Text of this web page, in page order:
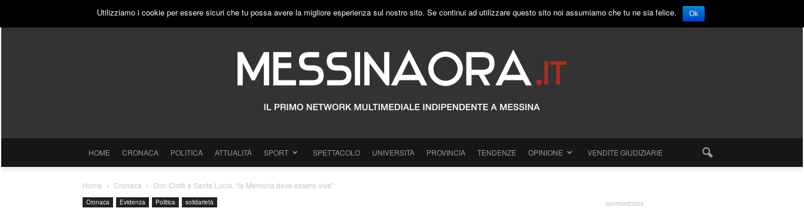
SABATO, 8 AGOSTO 2026 PUBBLICITÀ
HOME CRONACA POLITICA ATTUALITÀ SPORT SPETTACOLO UNIVERSITÀ PROVINCIA TENDENZE OPINIONE VENDITE GIUDIZIARIE
Home Cronaca Don Ciotti a Santa Lucia, “la Memoria deve essere viva”
Cronaca Evidenza Politica solidarietà sponsorizzata
Utilizziamo i cookie per essere sicuri che tu possa avere la migliore esperienza sul nostro sito. Se continui ad utilizzare questo sito noi assumiamo che tu ne sia felice. Ok